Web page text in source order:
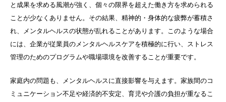
と成果を求める風潮が強く、個々の限界を超えた働き方を求められる
ことが少なくありません。その結果、精神的・身体的な疲弊が蓄積さ
れ、メンタルヘルスの状態が乱れることがあります。このような場合
には、企業が従業員のメンタルヘルスケアを積極的に行い、ストレス
管理のためのプログラムや職場環境を改善することが重要です。
家庭内の問題も、メンタルヘルスに直接影響を与えます。家族間のコ
ミュニケーション不足や経済的不安定、育児や介護の負担が重なるこ